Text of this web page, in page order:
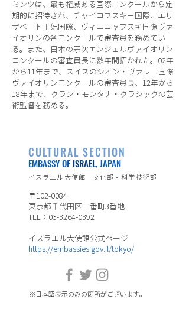
ミンツは、最も権威ある国際コンクールから定
期的に招待され、チャイコフスキー国際、エリ
ザベート王妃国際、ヴィエニャフスキ国際ヴァ
イオリンの各コンクールで審査員を務めてい
る。また、日本の宗次エンジェルヴァイオリン
コンクールの審査員長に数年間招かれた。02年
から11年まで、スイスのシオン・ヴァレー国際
ヴァイオリンコンクールの審査員長、12年から
18年まで、クラン・モンタナ・クラシックの芸
術監督を務める。
CULTURAL SECTION
EMBASSY OF ISRAEL, JAPAN
イスラエル大使館 文化部・科学技術部
〒102-0084
東京都千代田区二番町3番地
TEL：03-3264-0392
イスラエル大使館公式ページ
https://embassies.gov.il/tokyo/
※日本語表示のみの箇所がございます。